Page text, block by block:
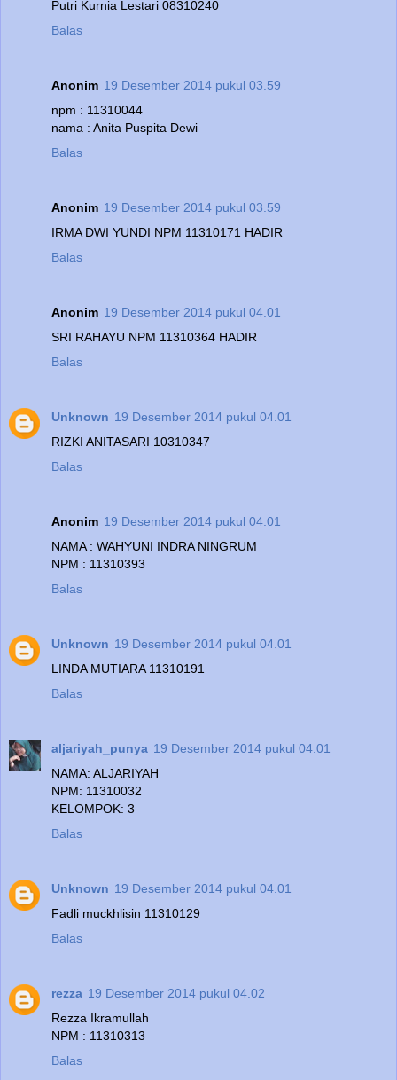
Putri Kurnia Lestari 08310240
Balas
Anonim 19 Desember 2014 pukul 03.59
npm : 11310044
nama : Anita Puspita Dewi
Balas
Anonim 19 Desember 2014 pukul 03.59
IRMA DWI YUNDI NPM 11310171 HADIR
Balas
Anonim 19 Desember 2014 pukul 04.01
SRI RAHAYU NPM 11310364 HADIR
Balas
Unknown 19 Desember 2014 pukul 04.01
RIZKI ANITASARI 10310347
Balas
Anonim 19 Desember 2014 pukul 04.01
NAMA : WAHYUNI INDRA NINGRUM
NPM : 11310393
Balas
Unknown 19 Desember 2014 pukul 04.01
LINDA MUTIARA 11310191
Balas
aljariyah_punya 19 Desember 2014 pukul 04.01
NAMA: ALJARIYAH
NPM: 11310032
KELOMPOK: 3
Balas
Unknown 19 Desember 2014 pukul 04.01
Fadli muckhlisin 11310129
Balas
rezza 19 Desember 2014 pukul 04.02
Rezza Ikramullah
NPM : 11310313
Balas